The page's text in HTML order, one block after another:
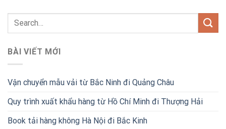
BÀI VIẾT MỚI
Vận chuyển mẫu vải từ Bắc Ninh đi Quảng Châu
Quy trình xuất khẩu hàng từ Hồ Chí Minh đi Thượng Hải
Book tải hàng không Hà Nội đi Bắc Kinh